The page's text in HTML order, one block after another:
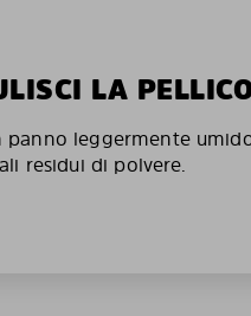
LA
panno leggermente
residui di polvere.